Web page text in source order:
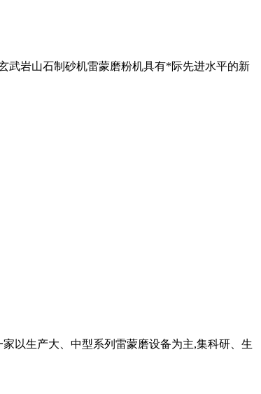
武岩山石制砂机雷蒙磨粉机具有*际先进水平的新
以生产大、中型系列雷蒙磨设备为主,集科研、生